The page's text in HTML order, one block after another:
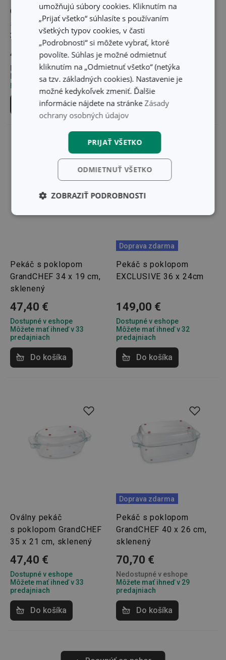
Okrúhly pekáč
s poklopom GrandCHEF
32 cm, sklenený
45,70 €
Dostupné v eshope
Môžete mať ihneď v 33
predajniach
Do košíka
Pekáč s poklopom
PREMIUM 39 x 22 cm
89,10 €
Dostupné v eshope
Môžete mať ihneď v 33
predajniach
Do košíka
Pekáč s poklopom
GrandCHEF 34 x 19 cm,
sklenený
47,40 €
Dostupné v eshope
Môžete mať ihneď v 33
predajniach
Do košíka
Doprava zdarma
Pekáč s poklopom
EXCLUSIVE 36 x 24cm
149,00 €
Dostupné v eshope
Môžete mať ihneď v 32
predajniach
Do košíka
Oválny pekáč
s poklopom GrandCHEF
35 x 21 cm, sklenený
47,40 €
Dostupné v eshope
Môžete mať ihneď v 33
predajniach
Do košíka
Doprava zdarma
Pekáč s poklopom
GrandCHEF 40 x 26 cm,
sklenený
70,70 €
Nedostupné v eshope
Môžete mať ihneď v 29
predajniach
Do košíka
umožňujú súbory cookies. Kliknutím na
„Prijať všetko“ súhlasíte s používaním
všetkých typov cookies, v časti
„Podrobnosti“ si môžete vybrať, ktoré
povolíte. Súhlas je možné odmietnuť
kliknutím na „Odmietnuť všetko“ (netýka
sa tzv. základných cookies). Nastavenie je
možné kedykoľvek zmeniť. Ďalšie
informácie nájdete na stránke Zásady
ochrany osobných údajov
PRIJAŤ VŠETKO
ODMIETNUŤ VŠETKO
ZOBRAZIŤ PODROBNOSTI
Základné
Analytické a
Marketingové
cookies
Funkčné súbory
Základné (funkčné) cookies
Analytické a preferenčné cookies
základné funkcie webovej lokality, ako prihlásenie
používateľa a správa účtu. Webová lokalita sa nedá
súborov cookie.
Poskytovateľ /
Doména
Uplynutie
platnosti
cjConsent
Google
Privacy Policy